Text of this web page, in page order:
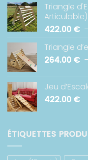
Triangle
422.00 €
Triangle
264.00 €
Jeu
422.00 €
ÉTIQUETTES